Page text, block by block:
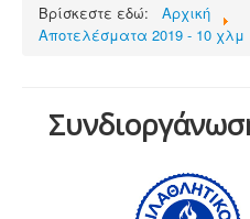
Βρίσκεστε εδώ:
Αρχική
Αποτελέσματα 2019 - 10 χλμ